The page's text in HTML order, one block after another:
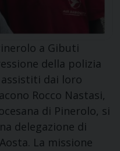
a Gibuti
della polizia
dai loro
Rocco Nastasi,
di Pinerolo, si
delegazione di
La missione